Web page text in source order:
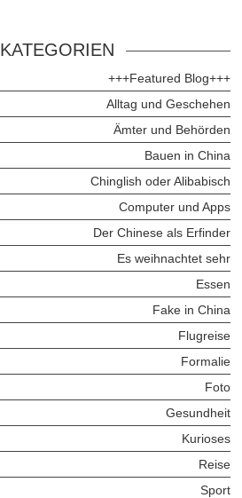
KATEGORIEN
+++Featured Blog+++
Alltag und Geschehen
Ämter und Behörden
Bauen in China
Chinglish oder Alibabisch
Computer und Apps
Der Chinese als Erfinder
Es weihnachtet sehr
Essen
Fake in China
Flugreise
Formalie
Foto
Gesundheit
Kurioses
Reise
Sport